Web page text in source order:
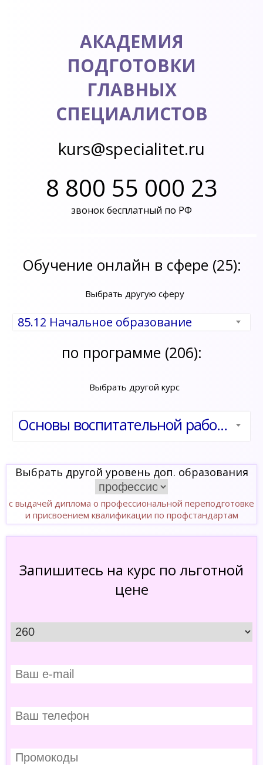
АКАДЕМИЯ
ПОДГОТОВКИ
ГЛАВНЫХ
СПЕЦИАЛИСТОВ
kurs@specialitet.ru
8 800 55 000 23
звонок бесплатный по РФ
Обучение онлайн в сфере (25):
Выбрать другую сферу
85.12 Начальное образование
по программе (206):
Выбрать другой курс
Основы воспитательной работы в ВУЗе. Практико-ориентированный курс
Выбрать другой уровень доп. образования
с выдачей диплома о профессиональной переподготовке
и присвоением квалификации по профстандартам
Запишитесь на курс по льготной
цене